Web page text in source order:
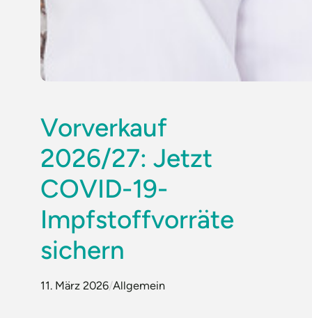
Vorverkauf
2026/27: Jetzt
COVID-19-
Impfstoffvorräte
sichern
11. März 2026/Allgemein